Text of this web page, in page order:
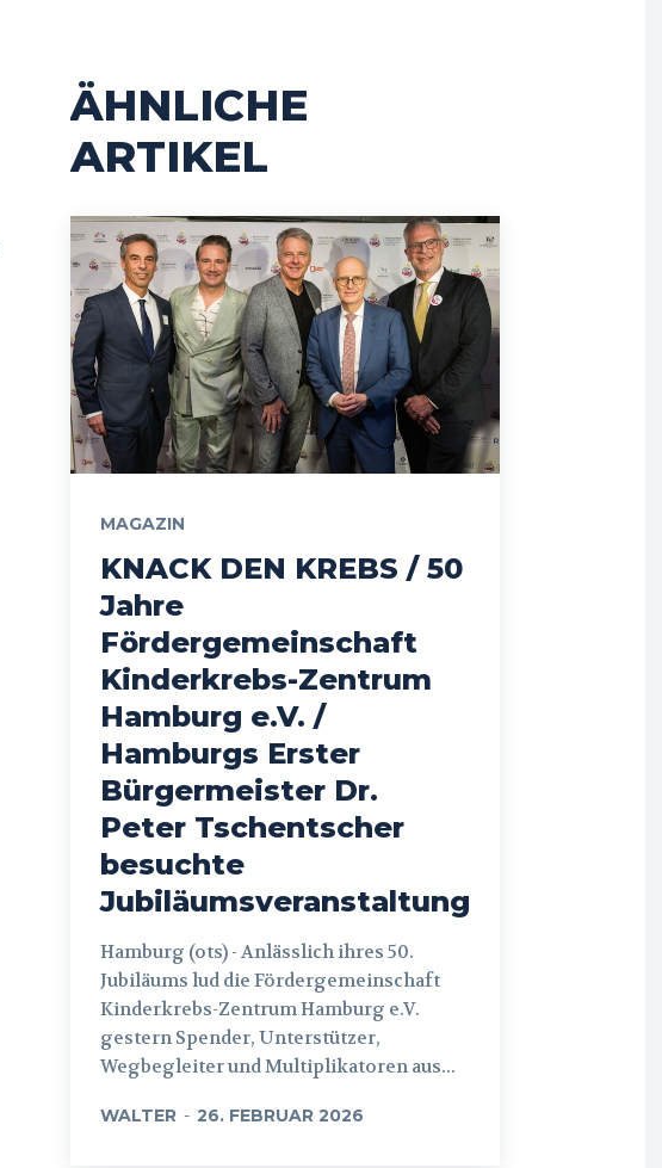
ÄHNLICHE
ARTIKEL
MAGAZIN
KNACK DEN KREBS / 50
Jahre
Fördergemeinschaft
Kinderkrebs-Zentrum
Hamburg e.V. /
Hamburgs Erster
Bürgermeister Dr.
Peter Tschentscher
besuchte
Jubiläumsveranstaltung
Hamburg (ots) - Anlässlich ihres 50.
Jubiläums lud die Fördergemeinschaft
Kinderkrebs-Zentrum Hamburg e.V.
gestern Spender, Unterstützer,
Wegbegleiter und Multiplikatoren aus...
WALTER - 26. FEBRUAR 2026